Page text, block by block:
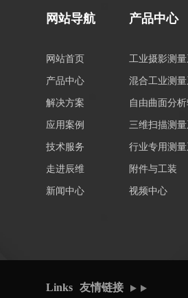
网站导航
网站首页
产品中心
解决方案
应用案例
技术服务
走进辰维
新闻中心
产品中心
工业摄影测
混合工业测
自由曲面分
三维扫描测
行业专用测
附件与工装
视频中心
Links 友情链接